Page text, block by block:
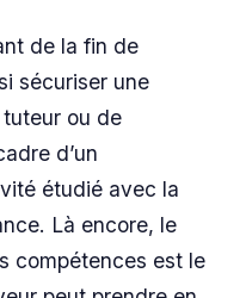
de la fin de
sécuriser une
ou de
d’un
étudié avec la
Là encore, le
compétences est le